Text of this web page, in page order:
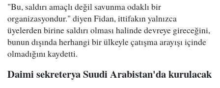
"Bu, saldırı amaçlı değil savunma odaklı bir
organizasyondur." diyen Fidan, ittifakın yalnızca
üyelerden birine saldırı olması halinde devreye gireceğini,
bunun dışında herhangi bir ülkeyle çatışma arayışı içinde
olmadığını kaydetti.
Daimi sekreterya Suudi Arabistan'da kurulacak